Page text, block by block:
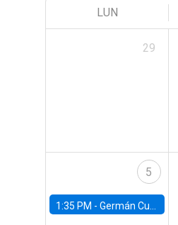
LUN
29
5
1:35 PM - Germán Cubas, University of Houston